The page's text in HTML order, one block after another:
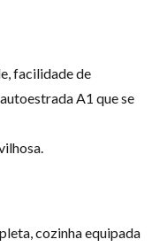
facilidade de
A1 que se
cozinha equipada